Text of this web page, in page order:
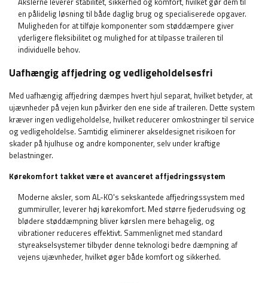
en pålidelig løsning til både daglig brug og specialiserede opgaver.
Muligheden for at tilføje komponenter som støddæmpere giver
yderligere fleksibilitet og mulighed for at tilpasse traileren til
individuelle behov.
Uafhængig affjedring og vedligeholdelsesfri
Med uafhængig affjedring dæmpes hvert hjul separat, hvilket betyder, at
ujævnheder på vejen kun påvirker den ene side af traileren. Dette system
kræver ingen vedligeholdelse, hvilket reducerer omkostninger til service
og vedligeholdelse. Samtidig eliminerer akseldesignet risikoen for
skader på hjulhuse og andre komponenter, selv under kraftige
belastninger.
Kørekomfort takket være et avanceret affjedringssystem
Moderne aksler, som AL-KO's sekskantede affjedringssystem med
gummiruller, leverer høj kørekomfort. Med større fjederudsving og
blødere støddæmpning bliver kørslen mere behagelig, og
vibrationer reduceres effektivt. Sammenlignet med standard
styreakselsystemer tilbyder denne teknologi bedre dæmpning af
vejens ujævnheder, hvilket øger både komfort og sikkerhed.